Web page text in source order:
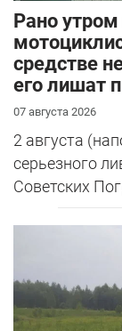
Рано
средстве
его лишат
07 августа 2026
2 августа
серьезного
Советских